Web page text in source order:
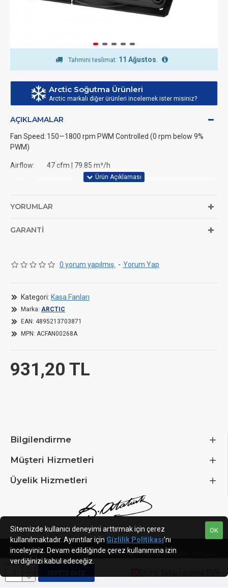
Tahmini teslimat: 11 Ağustos
Arctic Soğutma Ürünleri
Arctic markalı diğer ürünleri incelemek ister misiniz?
AÇIKLAMALAR
Fan Speed: 150—1800 rpm PWM Controlled (0 rpm below 9%
PWM)
Airflow: 47 cfm | 79.85 m³/h
1.31 mmH2O
Connector: 4-Pin Connector + 4-Pin Socket
Fan Bearing: Fluid Dynamic Bearing
Electric Characteristics
Starting Voltage: 4 V
Length: 140 mm
Width: 140 mm
Height: 16 mm
YORUMLAR
GARANTI
0 yorum yapılmış. - Yorum Yap
931,20 TL
Kategori: Kasa Fanları
Marka: ARCTIC
EAN: 4895213703871
MPN: ACFAN00268A
SEPETE EKLE
Bilgilendirme
Müşteri Hizmetleri
Üyelik Hizmetleri
Jumbum Dış Ticaret Limited ŞirketiETBIS kayıtlı e-ticaret sitesidir.
OK
Sitemizde kullanıcı deneyimi arttırmak için çerez
kullanılmaktadır. Ayrıntılar için Gizlilik Politikası’nı
inceleyiniz. Devam edildiğinde çerez kullanımına izin
verdiğinizi kabul edeceğiz.